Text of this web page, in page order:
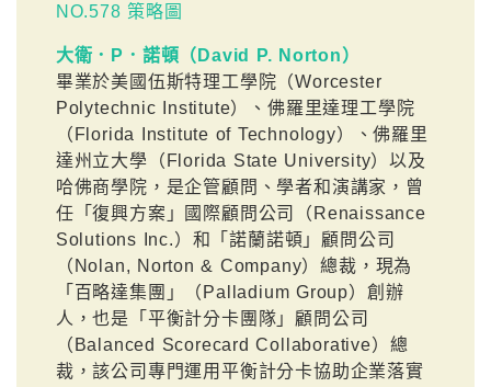
NO.578 策略圖
大衛．P．諾頓（David P. Norton）
畢業於美國伍斯特理工學院（Worcester
Polytechnic Institute）、佛羅里達理工學院
（Florida Institute of Technology）、佛羅里
達州立大學（Florida State University）以及
哈佛商學院，是企管顧問、學者和演講家，曾
任「復興方案」國際顧問公司（Renaissance
Solutions Inc.）和「諾蘭諾頓」顧問公司
（Nolan, Norton & Company）總裁，現為
「百略達集團」（Palladium Group）創辦
人，也是「平衡計分卡團隊」顧問公司
（Balanced Scorecard Collaborative）總
裁，該公司專門運用平衡計分卡協助企業落實